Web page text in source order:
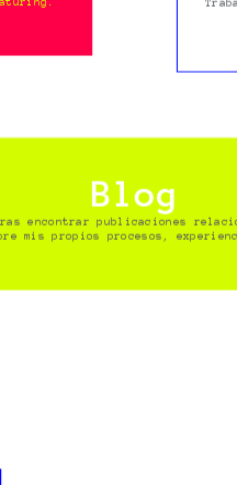
Blog
encontrar publicaciones
mis propios procesos,